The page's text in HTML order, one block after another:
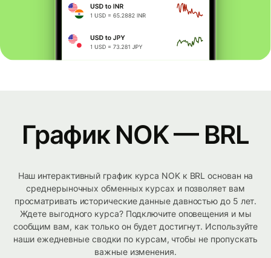
График NOK — BRL
Наш интерактивный график курса NOK к BRL основан на
среднерыночных обменных курсах и позволяет вам
просматривать исторические данные давностью до 5 лет.
Ждете выгодного курса? Подключите оповещения и мы
сообщим вам, как только он будет достигнут. Используйте
наши ежедневные сводки по курсам, чтобы не пропускать
важные изменения.